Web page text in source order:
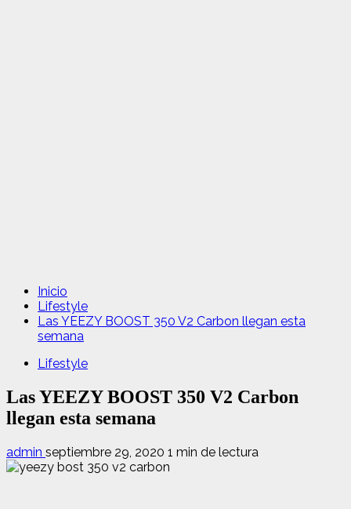
Inicio
Lifestyle
Las YEEZY BOOST 350 V2 Carbon llegan esta
semana
Lifestyle
Las YEEZY BOOST 350 V2 Carbon
llegan esta semana
admin septiembre 29, 2020 1 min de lectura